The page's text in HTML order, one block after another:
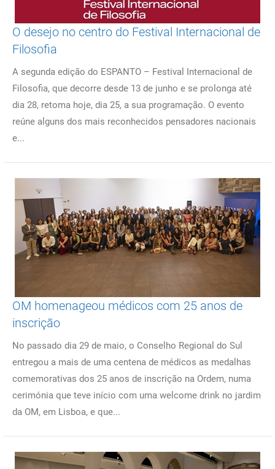
O desejo no centro do Festival Internacional de
Filosofia
A segunda edição do ESPANTO – Festival Internacional de
Filosofia, que decorre desde 13 de junho e se prolonga até
dia 28, retoma hoje, dia 25, a sua programação. O evento
reúne alguns dos mais reconhecidos pensadores nacionais
e...
OM homenageou médicos com 25 anos de
inscrição
No passado dia 29 de maio, o Conselho Regional do Sul
entregou a mais de uma centena de médicos as medalhas
comemorativas dos 25 anos de inscrição na Ordem, numa
cerimónia que teve início com uma welcome drink no jardim
da OM, em Lisboa, e que...